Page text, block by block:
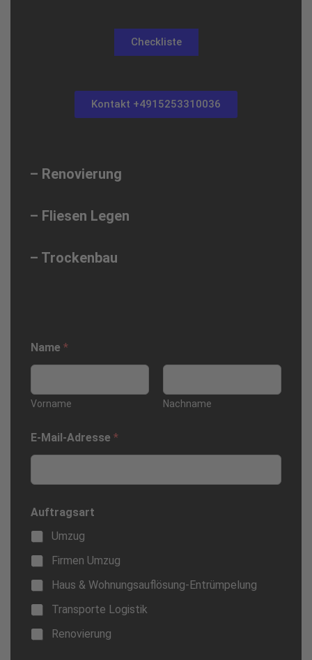
Checkliste
Kontakt +4915253310036
– Renovierung
– Fliesen Legen
– Trockenbau
Name *
Vorname Nachname
d
e
N
c
h
r
i
c
o
m
m
E-Mail-Adresse *
Auftragsart
Umzug
Firmen Umzug
Haus & Wohnungsauflösung-Entrümpelung
Transporte Logistik
Renovierung